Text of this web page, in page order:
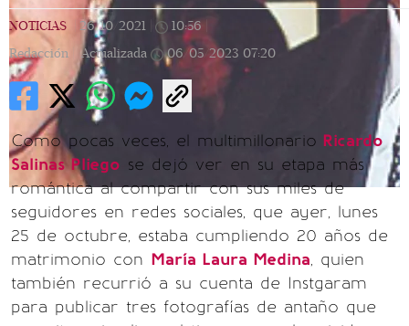
NOTICIAS 26/10/2021 10:56
Redacción |
Actualizada 06/05/2023 07:20
Como pocas veces, el multimillonario Ricardo
Salinas Pliego se dejó ver en su etapa más
romántica al compartir con sus miles de
seguidores en redes sociales, que ayer, lunes
25 de octubre, estaba cumpliendo 20 años de
matrimonio con María Laura Medina, quien
también recurrió a su cuenta de Instgaram
para publicar tres fotografías de antaño que